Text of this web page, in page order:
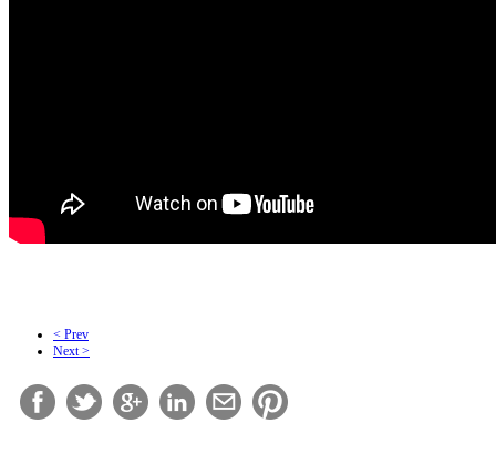
< Prev
Next >